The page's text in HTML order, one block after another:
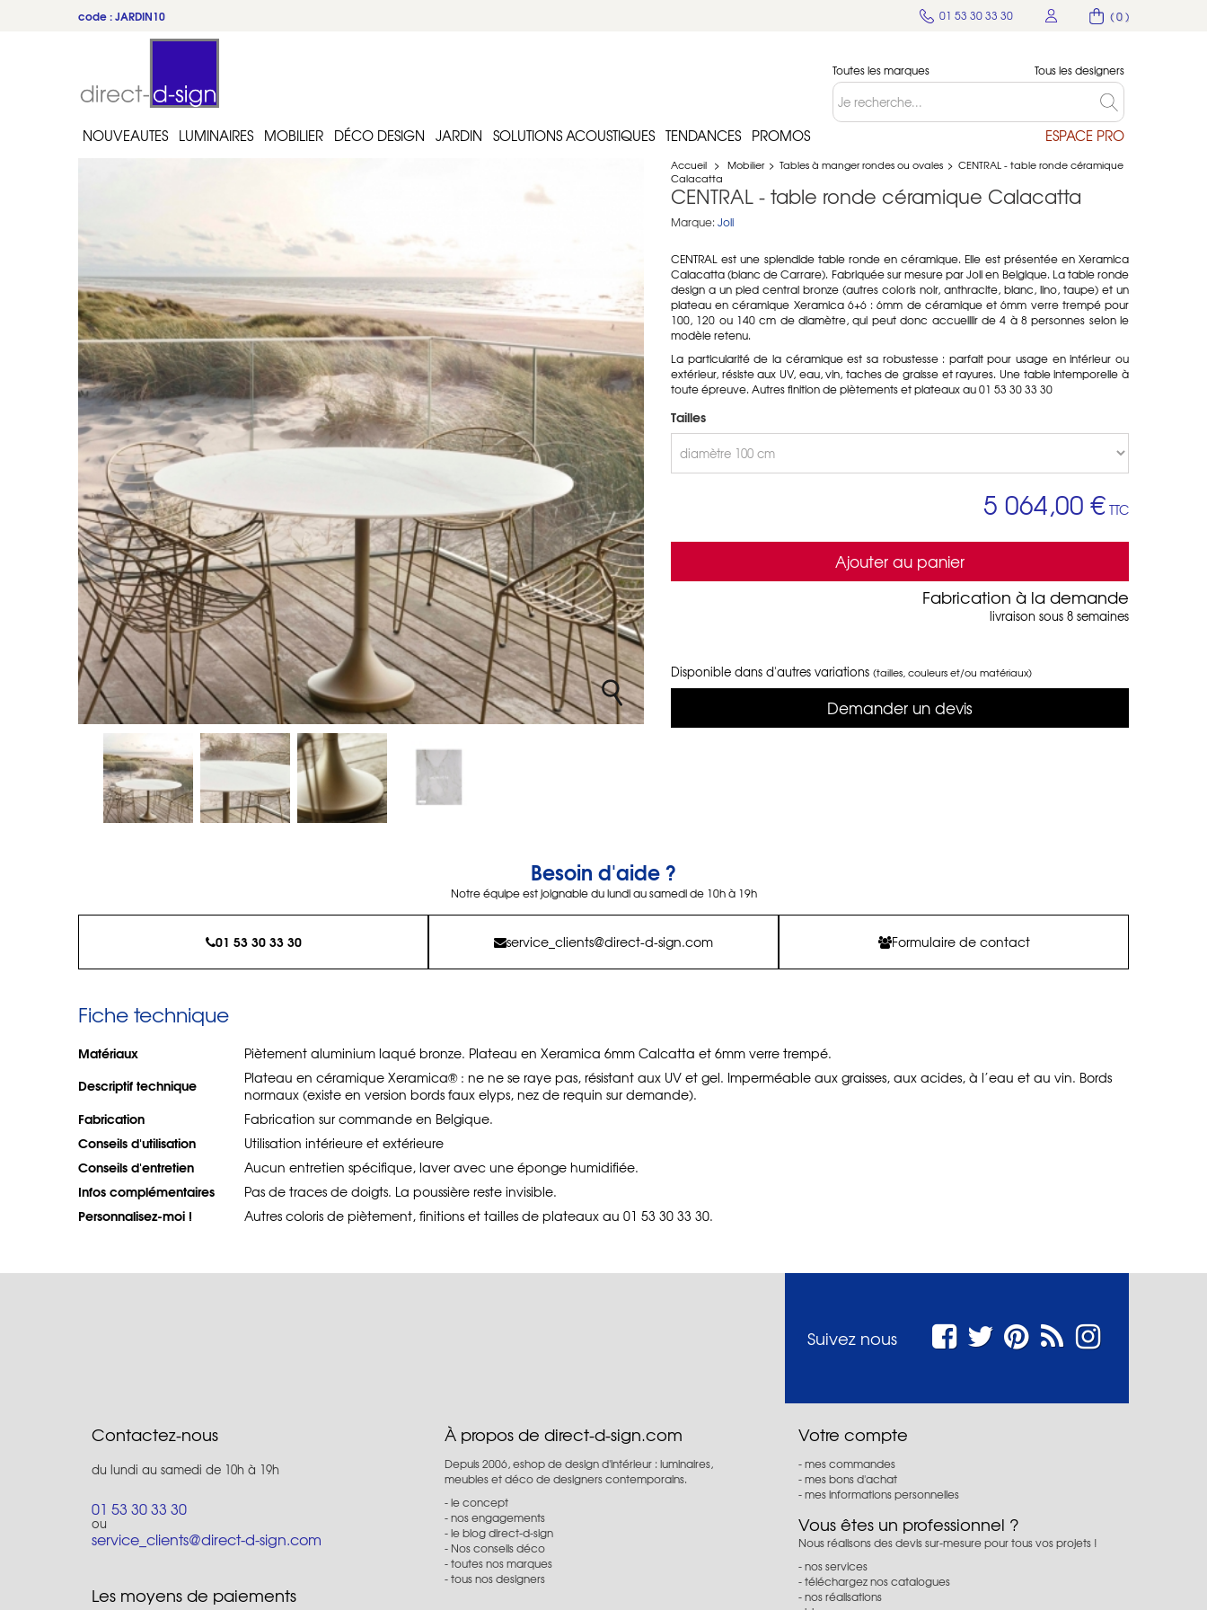
( 0 )
01 53 30 33 30
code : JARDIN10
Toutes les marques Tous les designers
NOUVEAUTES LUMINAIRES MOBILIER DÉCO DESIGN JARDIN SOLUTIONS ACOUSTIQUES TENDANCES PROMOS ESPACE PRO
Accueil > Mobilier > Tables à manger rondes ou ovales > CENTRAL - table ronde céramique
Calacatta
CENTRAL - table ronde céramique Calacatta
Marque: Joli
CENTRAL est une splendide table ronde en céramique. Elle est présentée en Xeramica
Calacatta (blanc de Carrare). Fabriquée sur mesure par Joli en Belgique. La table ronde
design a un pied central bronze (autres coloris noir, anthracite, blanc, lino, taupe) et un
plateau en céramique Xeramica 6+6 : 6mm de céramique et 6mm verre trempépour
100, 120 ou 140 cm de diamètre, qui peut donc accueillir de 4 à 8 personnes selon le
modèle retenu.
La particularité de la céramique est sa robustesse : parfait pour usage en intérieur ou
extérieur, résiste aux UV, eau, vin, taches de graisse et rayures. Une table intemporelle à
toute épreuve. Autres finition de piètements et plateaux au 01 53 30 33 30
Tailles
5 064,00 € TTC
Ajouter au panier
Fabrication à la demande
livraison sous 8 semaines
Disponible dans d'autres variations (tailles, couleurs et/ou matériaux)
Demander un devis
Besoin d'aide ?
Notre équipe est joignable du lundi au samedi de 10h à 19h
01 53 30 33 30 service_clients@direct-d-sign.com Formulaire de contact
Fiche technique
Matériaux Piètement aluminium laqué bronze. Plateau en Xeramica 6mm Calcatta et 6mm verre trempé.
Descriptif technique
Plateau en céramique Xeramica® : ne ne se raye pas, résistant aux UV et gel. Imperméable aux graisses, aux acides, à l’eau et au vin. Bords
normaux (existe en version bords faux elyps, nez de requin sur demande).
Fabrication Fabrication sur commande en Belgique.
Conseils d'utilisation Utilisation intérieure et extérieure
Conseils d'entretien Aucun entretien spécifique, laver avec une éponge humidifiée.
Infos complémentaires Pas de traces de doigts. La poussière reste invisible.
Personnalisez-moi ! Autres coloris de piètement, finitions et tailles de plateaux au 01 53 30 33 30.
Suivez nous
Contactez-nous
du lundi au samedi de 10h à 19h
01 53 30 33 30
ou
service_clients@direct-d-sign.com
Les moyens de paiements
À propos de direct-d-sign.com
Depuis 2006, eshop de design d'intérieur : luminaires,
meubles et déco de designers contemporains.
le concept
nos engagements
le blog direct-d-sign
Nos conseils déco
toutes nos marques
tous nos designers
Votre compte
mes commandes
mes bons d'achat
mes informations personnelles
Vous êtes un professionnel ?
Nous réalisons des devis sur-mesure pour tous vos projets !
nos services
téléchargez nos catalogues
nos réalisations